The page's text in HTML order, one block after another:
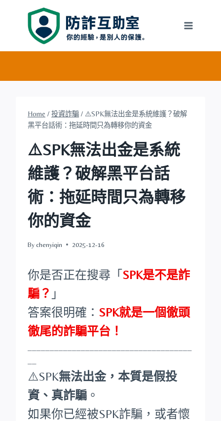
Home / 投資詐騙 / ⚠️SPK無法出金是系統維護？破解
黑平台話術：拖延時間只為轉移你的資金
⚠️SPK無法出金是系統
維護？破解黑平台話
術：拖延時間只為轉移
你的資金
Bychenyiqin 2025-12-16
你是否正在搜尋「 SPK是不是詐
騙？ 」
答案很明確： SPK就是一個徹頭
徹尾的詐騙平台！
⚠️SPK無法出金，本質是假投
資、真詐騙 。
如果你已經被SPK詐騙，或者懷